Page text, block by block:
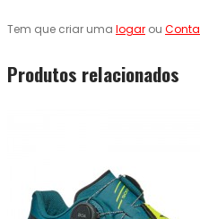
Tem que criar uma logar ou Conta
Produtos relacionados